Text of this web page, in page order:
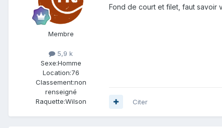
Membre
5,9 k
Sexe:Homme
Location:76
Classement:non
renseigné
Raquette:Wilson
Fond de court et filet, faut savoir
Citer